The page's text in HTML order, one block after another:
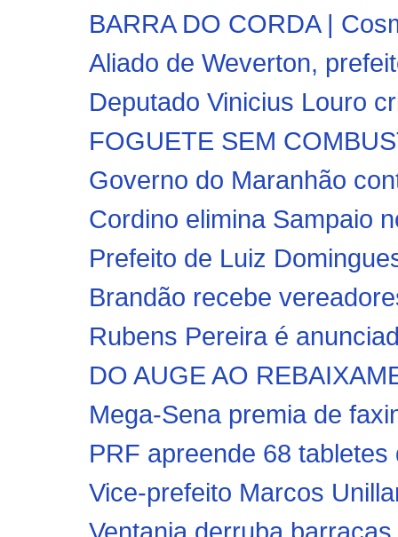
BARRA DO CORDA |
Aliado de Weverton,
Deputado Vinicius Louro
FOGUETE SEM
Governo do Maranhão
Cordino elimina Sampaio
Prefeito de Luiz
Brandão recebe
Rubens Pereira é
DO AUGE AO
Mega-Sena premia de
PRF apreende 68
Vice-prefeito Marcos
Ventania derruba